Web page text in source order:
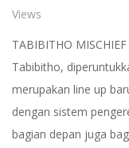
Views
TABIBITHO
Tabibitho,
merupakan line up
dengan sistem
bagian depan juga